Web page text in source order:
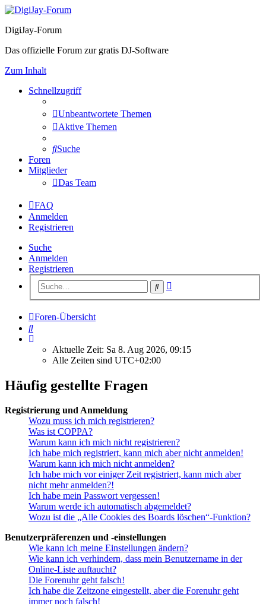
DigiJay-Forum
Das offizielle Forum zur gratis DJ-Software
Zum Inhalt
Schnellzugriff
Unbeantwortete Themen
Aktive Themen
Suche
Foren
Mitglieder
Das Team
FAQ
Anmelden
Registrieren
Suche
Anmelden
Registrieren
Suche
Foren-Übersicht
Suche
Aktuelle Zeit: Sa 8. Aug 2026, 09:15
Alle Zeiten sind UTC+02:00
Häufig gestellte Fragen
Registrierung und Anmeldung
Wozu muss ich mich registrieren?
Was ist COPPA?
Warum kann ich mich nicht registrieren?
Ich habe mich registriert, kann mich aber nicht anmelden!
Warum kann ich mich nicht anmelden?
Ich habe mich vor einiger Zeit registriert, kann mich aber
nicht mehr anmelden?!
Ich habe mein Passwort vergessen!
Warum werde ich automatisch abgemeldet?
Wozu ist die „Alle Cookies des Boards löschen“-Funktion?
Benutzerpräferenzen und -einstellungen
Wie kann ich meine Einstellungen ändern?
Wie kann ich verhindern, dass mein Benutzername in der
Online-Liste auftaucht?
Die Forenuhr geht falsch!
Ich habe die Zeitzone eingestellt, aber die Forenuhr geht
immer noch falsch!